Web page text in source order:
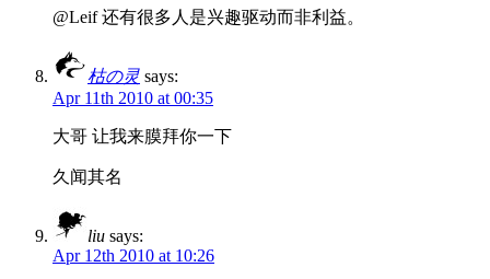
@Leif 还有很多人是兴趣驱动而非利益。
枯の灵 says:
Apr 11th 2010 at 00:35
大哥 让我来膜拜你一下
久闻其名
liu says:
Apr 12th 2010 at 10:26